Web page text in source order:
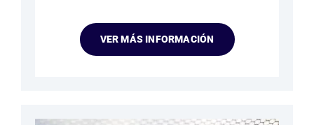
VER MÁS INFORMACIÓN